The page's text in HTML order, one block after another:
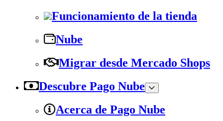
Funcionamiento de la tienda
Nube
Migrar desde Mercado Shops
Descubre Pago Nube
Acerca de Pago Nube